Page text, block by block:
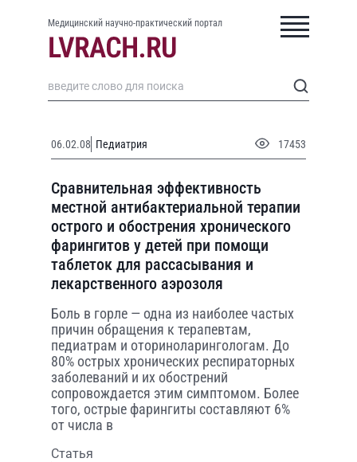
Медицинский научно-практический портал
06.02.08 Педиатрия 17453
Сравнительная эффективность
местной антибактериальной терапии
острого и обострения хронического
фарингитов у детей при помощи
таблеток для рассасывания и
лекарственного аэрозоля
Боль в горле — одна из наиболее частых
причин обращения к терапевтам,
педиатрам и оториноларингологам. До
80% острых хронических респираторных
заболеваний и их обострений
сопровождается этим симптомом. Более
того, острые фарингиты составляют 6%
от числа в
Статья